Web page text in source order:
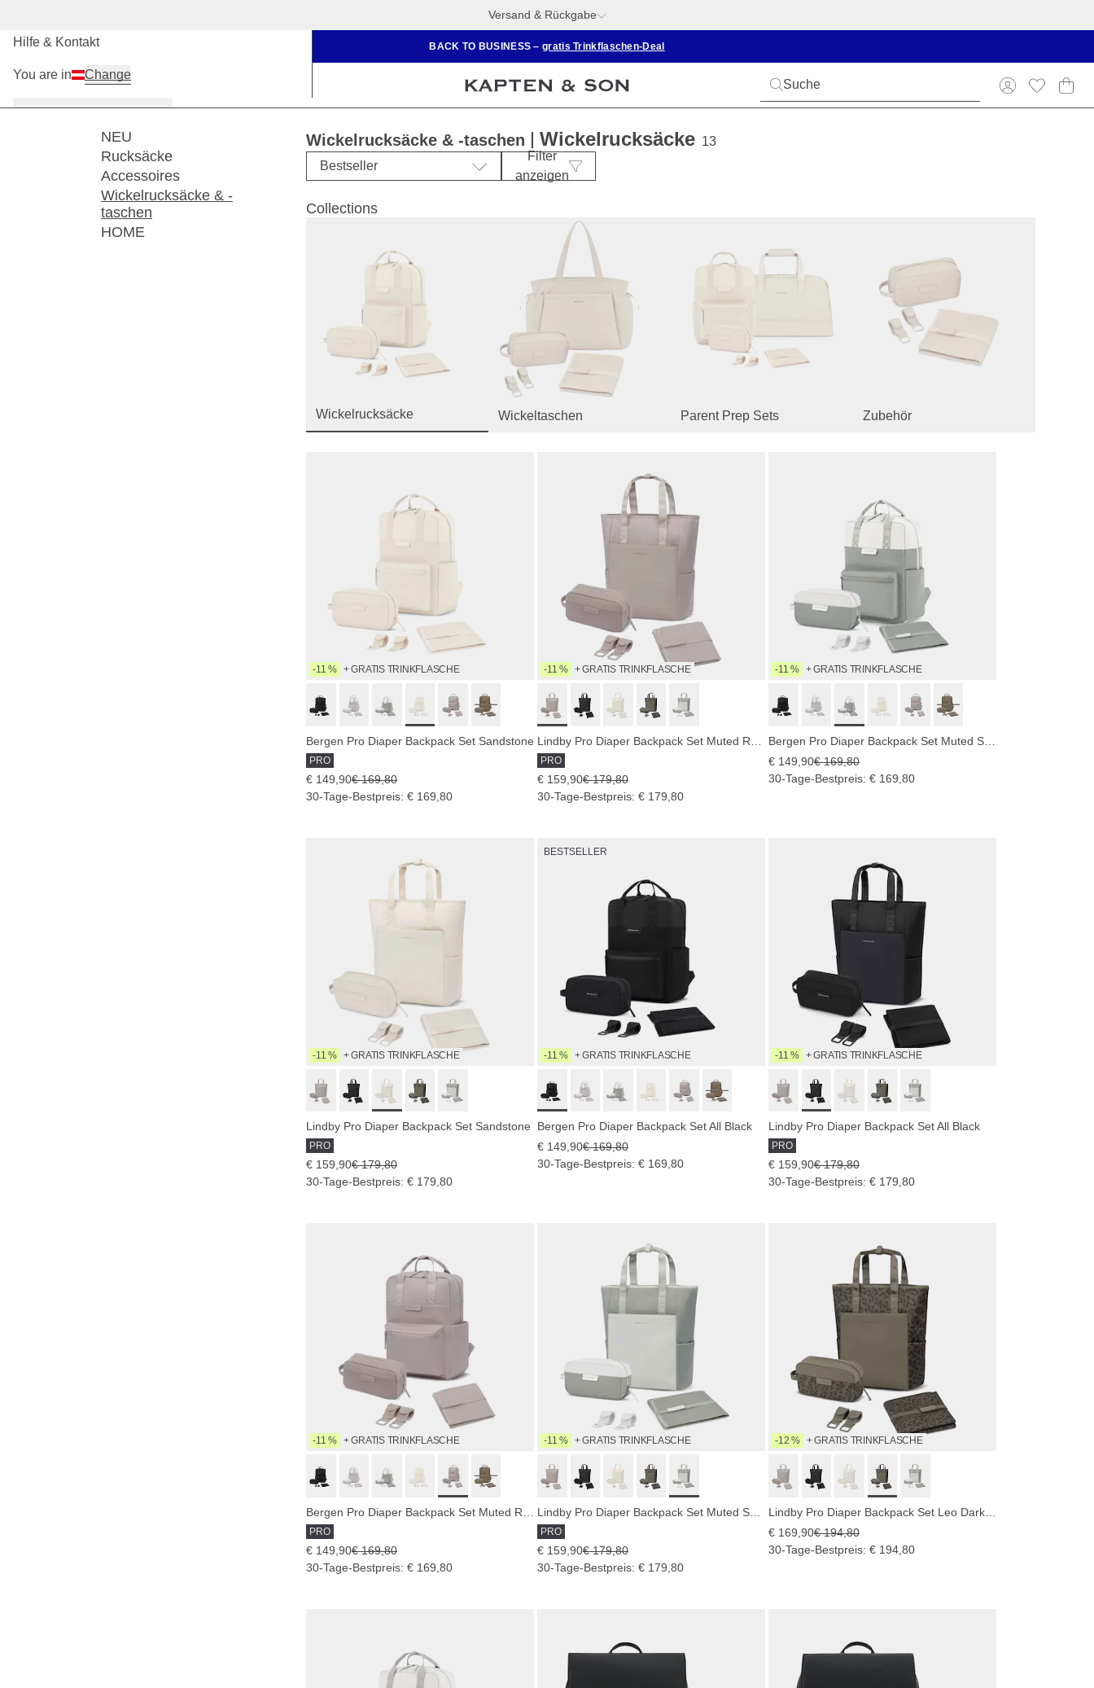
Versand & Rückgabe
BACK TO BUSINESS –gratis Trinkflaschen-Deal
Herren Kinder
Hilfe & Kontakt
You are in Change
NEU
Rucksäcke
Accessoires
Wickelrucksäcke & -
taschen
HOME
Wickelrucksäcke & -taschen Wickelrucksäcke 13
Bestseller
Filter
anzeigen
Collections
Wickelrucksäcke Wickeltaschen Parent Prep Sets Zubehör
-11 % + GRATIS TRINKFLASCHE
Bergen Pro Diaper Backpack Set Sandstone
PRO
€ 149,90€ 169,80
30-Tage-Bestpreis: € 169,80
-11 % + GRATIS TRINKFLASCHE
PRO
€ 159,90€ 179,80
30-Tage-Bestpreis: € 179,80
-11 % + GRATIS TRINKFLASCHE
€ 149,90€ 169,80
30-Tage-Bestpreis: € 169,80
-11 % + GRATIS TRINKFLASCHE
Lindby Pro Diaper Backpack Set Sandstone
PRO
€ 159,90€ 179,80
30-Tage-Bestpreis: € 179,80
BESTSELLER
-11 % + GRATIS TRINKFLASCHE
Bergen Pro Diaper Backpack Set All Black
€ 149,90€ 169,80
30-Tage-Bestpreis: € 169,80
-11 % + GRATIS TRINKFLASCHE
Lindby Pro Diaper Backpack Set All Black
PRO
€ 159,90€ 179,80
30-Tage-Bestpreis: € 179,80
-11 % + GRATIS TRINKFLASCHE
PRO
€ 149,90€ 169,80
30-Tage-Bestpreis: € 169,80
-11 % + GRATIS TRINKFLASCHE
PRO
€ 159,90€ 179,80
30-Tage-Bestpreis: € 179,80
-12 % + GRATIS TRINKFLASCHE
€ 169,90€ 194,80
30-Tage-Bestpreis: € 194,80